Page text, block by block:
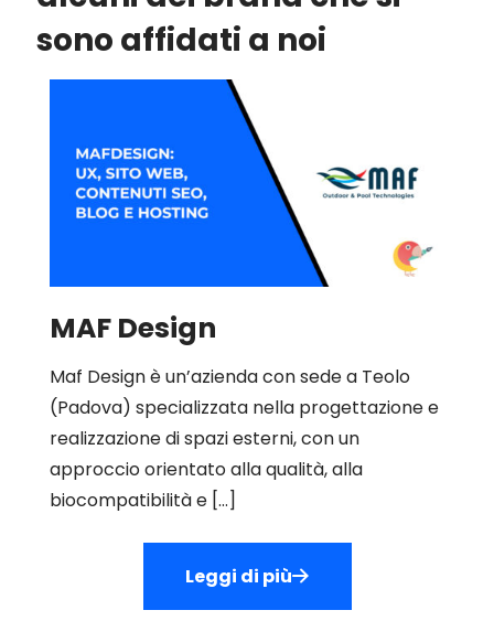
sono affidati a noi
MAF Design
Maf Design è un’azienda con sede a Teolo
(Padova) specializzata nella progettazione e
realizzazione di spazi esterni, con un
approccio orientato alla qualità, alla
biocompatibilità e […]
Leggi di più